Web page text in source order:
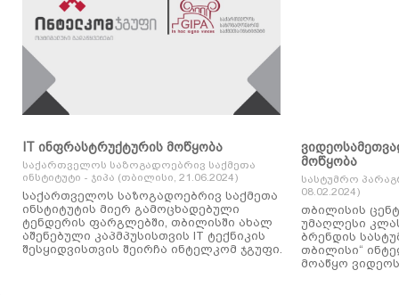
IT ინფრასტრუქტურის მოწყობა
საქართველოს საზოგადოებრივ საქმეთა
ინსტიტუტი - ჯიპა (თბილისი, 21.06.2024)
საქართველოს საზოგადოებრივ საქმეთა
ინსტიტუტის მიერ გამოცხადებული
ტენდერის ფარგლებში, თბილისში ახალ
აშენებული კაპმპუსისთვის IT ტექნიკის
შესყიდვისთვის შეირჩა ინტელკომ ჯგუფი.
მოწყობა
სასტუმრო
08.02.2024)
თბილისის
უმაღლესი
ბრენდის
თბილისი“
მოაწყო